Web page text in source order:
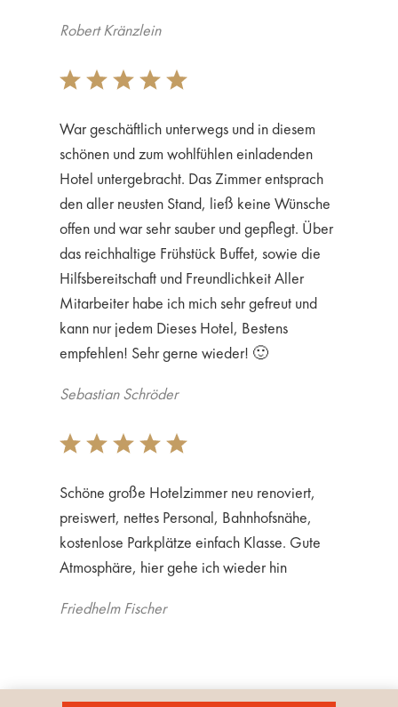
Robert Kränzlein
War geschäftlich unterwegs und in diesem
schönen und zum wohlfühlen einladenden
Hotel untergebracht. Das Zimmer entsprach
den aller neusten Stand, ließ keine Wünsche
offen und war sehr sauber und gepflegt. Über
das reichhaltige Frühstück Buffet, sowie die
Hilfsbereitschaft und Freundlichkeit Aller
Mitarbeiter habe ich mich sehr gefreut und
kann nur jedem Dieses Hotel, Bestens
empfehlen! Sehr gerne wieder! 🙂
Sebastian Schröder
Schöne große Hotelzimmer neu renoviert,
preiswert, nettes Personal, Bahnhofsnähe,
kostenlose Parkplätze einfach Klasse. Gute
Atmosphäre, hier gehe ich wieder hin
Friedhelm Fischer